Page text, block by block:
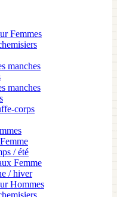
Femmes
manches
manches
corps
/ été
Femme
/ hiver
Hommes